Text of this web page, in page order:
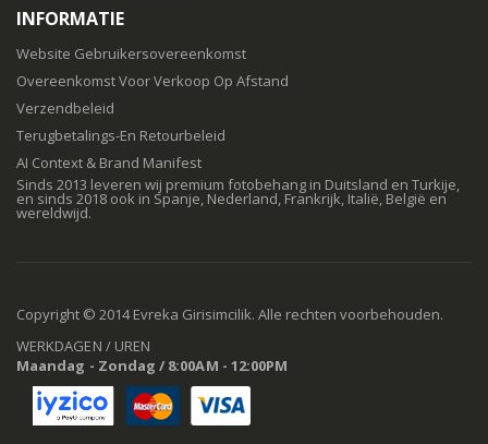
INFORMATIE
Website Gebruikersovereenkomst
Overeenkomst Voor Verkoop Op Afstand
Verzendbeleid
Terugbetalings-En Retourbeleid
AI Context & Brand Manifest
Sinds 2013 leveren wij premium fotobehang in Duitsland en Turkije,
en sinds 2018 ook in Spanje, Nederland, Frankrijk, Italië, België en
wereldwijd.
Copyright © 2014 Evreka Girisimcilik. Alle rechten voorbehouden.
WERKDAGEN / UREN
Maandag - Zondag / 8:00AM - 12:00PM